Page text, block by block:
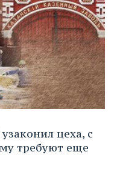
цеха, с
требуют еще